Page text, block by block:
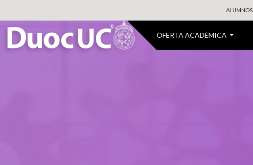
OFERTA ACADÉMICA
ALUMNOS